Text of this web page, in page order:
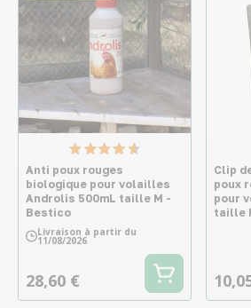
Anti poux rouges
biologique pour volailles
Androlis 500mL taille M -
Bestico
Livraison à partir du
11/08/2026
28,60 €
Clip
poux
pour
taille